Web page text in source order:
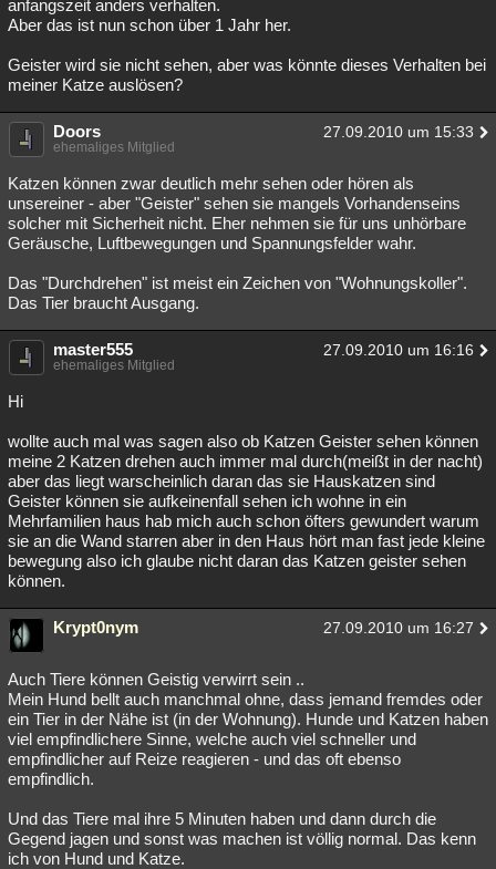
anfangszeit anders verhalten.
Aber das ist nun schon über 1 Jahr her.
Geister wird sie nicht sehen, aber was könnte dieses Verhalten bei
meiner Katze auslösen?
Doors 27.09.2010 um 15:33
ehemaliges Mitglied
Katzen können zwar deutlich mehr sehen oder hören als
unsereiner - aber "Geister" sehen sie mangels Vorhandenseins
solcher mit Sicherheit nicht. Eher nehmen sie für uns unhörbare
Geräusche, Luftbewegungen und Spannungsfelder wahr.
Das "Durchdrehen" ist meist ein Zeichen von "Wohnungskoller".
Das Tier braucht Ausgang.
master555 27.09.2010 um 16:16
ehemaliges Mitglied
Hi
wollte auch mal was sagen also ob Katzen Geister sehen können
meine 2 Katzen drehen auch immer mal durch(meißt in der nacht)
aber das liegt warscheinlich daran das sie Hauskatzen sind
Geister können sie aufkeinenfall sehen ich wohne in ein
Mehrfamilien haus hab mich auch schon öfters gewundert warum
sie an die Wand starren aber in den Haus hört man fast jede kleine
bewegung also ich glaube nicht daran das Katzen geister sehen
können.
Krypt0nym 27.09.2010 um 16:27
Auch Tiere können Geistig verwirrt sein ..
Mein Hund bellt auch manchmal ohne, dass jemand fremdes oder
ein Tier in der Nähe ist (in der Wohnung). Hunde und Katzen haben
viel empfindlichere Sinne, welche auch viel schneller und
empfindlicher auf Reize reagieren - und das oft ebenso
empfindlich.
Und das Tiere mal ihre 5 Minuten haben und dann durch die
Gegend jagen und sonst was machen ist völlig normal. Das kenn
ich von Hund und Katze.